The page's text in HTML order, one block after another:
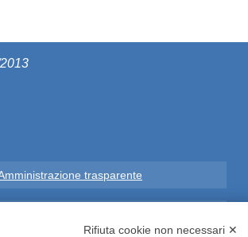
trasparente
Rifiuta cookie non necessari ✕